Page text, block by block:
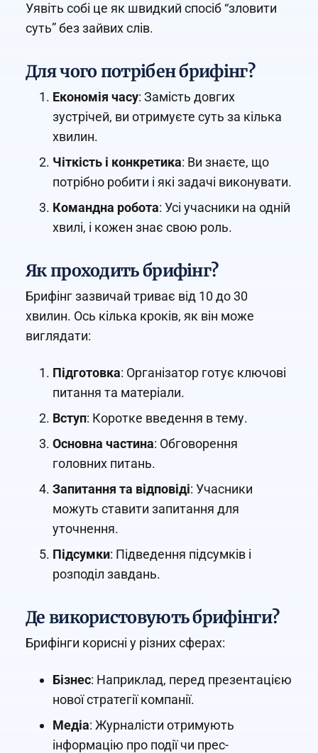
Уявіть собі це як швидкий спосіб “зловити
суть” без зайвих слів.
Для чого потрібен брифінг?
Економія часу: Замість довгих
зустрічей, ви отримуєте суть за кілька
хвилин.
Чіткість і конкретика: Ви знаєте, що
потрібно робити і які задачі виконувати.
Командна робота: Усі учасники на одній
хвилі, і кожен знає свою роль.
Як проходить брифінг?
Брифінг зазвичай триває від 10 до 30
хвилин. Ось кілька кроків, як він може
виглядати:
Підготовка: Організатор готує ключові
питання та матеріали.
Вступ: Коротке введення в тему.
Основна частина: Обговорення
головних питань.
Запитання та відповіді: Учасники
можуть ставити запитання для
уточнення.
Підсумки: Підведення підсумків і
розподіл завдань.
Де використовують брифінги?
Брифінги корисні у різних сферах:
Бізнес: Наприклад, перед презентацією
нової стратегії компанії.
Медіа: Журналісти отримують
інформацію про події чи прес-